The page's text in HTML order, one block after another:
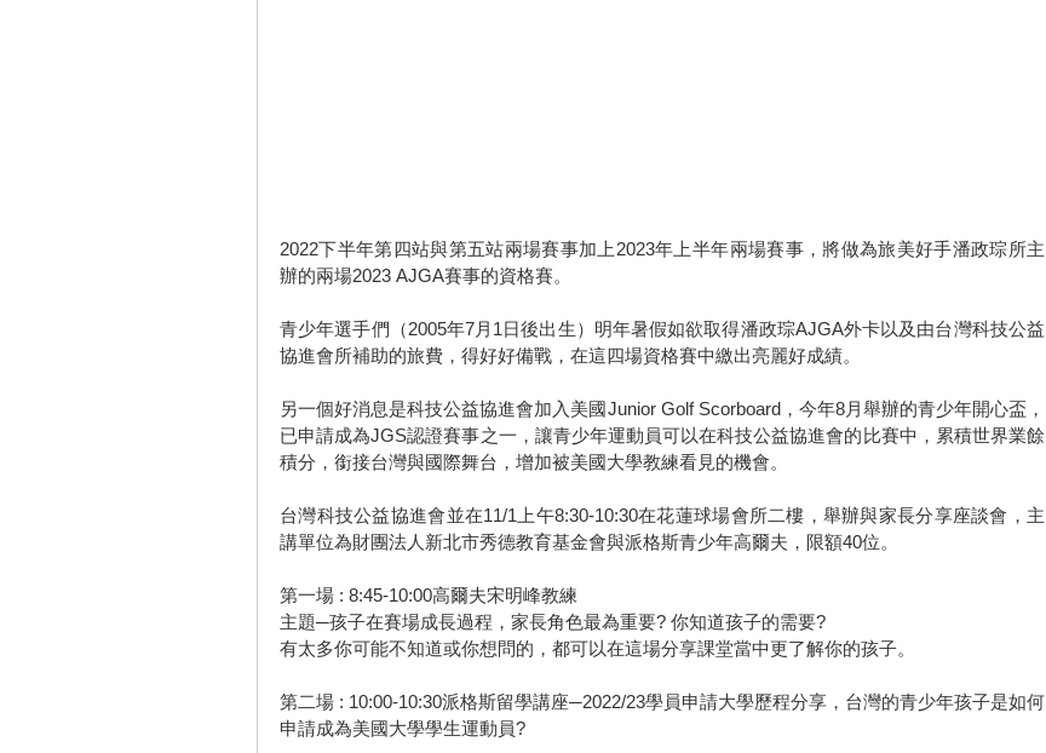
2022下半年第四站與第五站兩場賽事加上2023年上半年兩場賽事，將做為旅美好手潘政琮所主
辦的兩場2023 AJGA賽事的資格賽。
青少年選手們（2005年7月1日後出生）明年暑假如欲取得潘政琮AJGA外卡以及由台灣科技公益
協進會所補助的旅費，得好好備戰，在這四場資格賽中繳出亮麗好成績。
另一個好消息是科技公益協進會加入美國Junior Golf Scorboard，今年8月舉辦的青少年開心盃，
已申請成為JGS認證賽事之一，讓青少年運動員可以在科技公益協進會的比賽中，累積世界業餘
積分，銜接台灣與國際舞台，增加被美國大學教練看見的機會。
台灣科技公益協進會並在11/1上午8:30-10:30在花蓮球場會所二樓，舉辦與家長分享座談會，主
講單位為財團法人新北市秀德教育基金會與派格斯青少年高爾夫，限額40位。
第一場 : 8:45-10:00高爾夫宋明峰教練
主題─孩子在賽場成長過程，家長角色最為重要? 你知道孩子的需要?
有太多你可能不知道或你想問的，都可以在這場分享課堂當中更了解你的孩子。
第二場 : 10:00-10:30派格斯留學講座─2022/23學員申請大學歷程分享，台灣的青少年孩子是如何
申請成為美國大學學生運動員?